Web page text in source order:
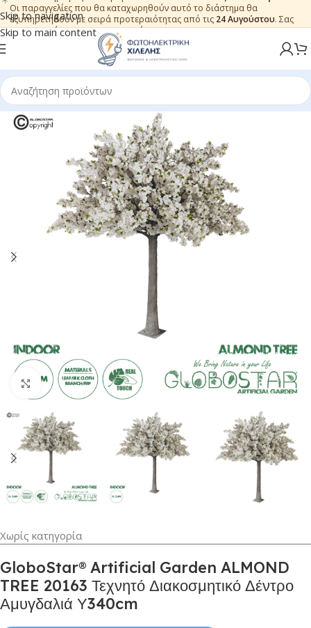
Skip to navigation
Skip to main content
Οι παραγγελίες που θα καταχωρηθούν αυτό το διάστημα θα
εξυπηρετηθούν με σειρά προτεραιότητας από τις 24 Αυγούστου. Σας
ευχαριστούμε για την εμπιστοσύνη.
Κλικ για μεγέθυνση
Χωρίς κατηγορία
GloboStar® Artificial Garden ALMOND
TREE 20163 Τεχνητό Διακοσμητικό Δέντρο
Αμυγδαλιά Υ340cm